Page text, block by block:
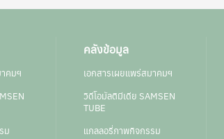
คมฯ
ม
คลังข้อมูล
เอกสารเผยแพร่สมาคมฯ
วิดีโอมัลติมีเดีย SAMSEN
TUBE
แกลลอรี่ภาพกิจกรรม